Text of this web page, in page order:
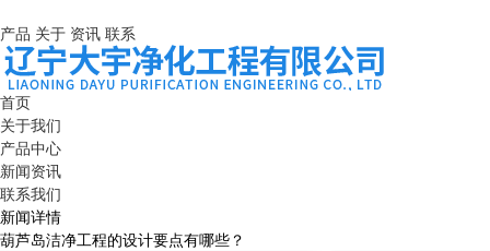
产品 关于 资讯 联系
首页
关于我们
产品中心
新闻资讯
联系我们
新闻详情
葫芦岛洁净工程的设计要点有哪些？